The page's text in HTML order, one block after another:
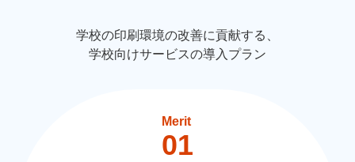
学校の印刷環境の改善に貢献する、
学校向けサービスの導入プラン
Merit
01